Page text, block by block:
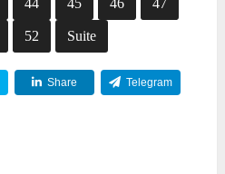
44 45 46 47
52 Suite
Share Telegram